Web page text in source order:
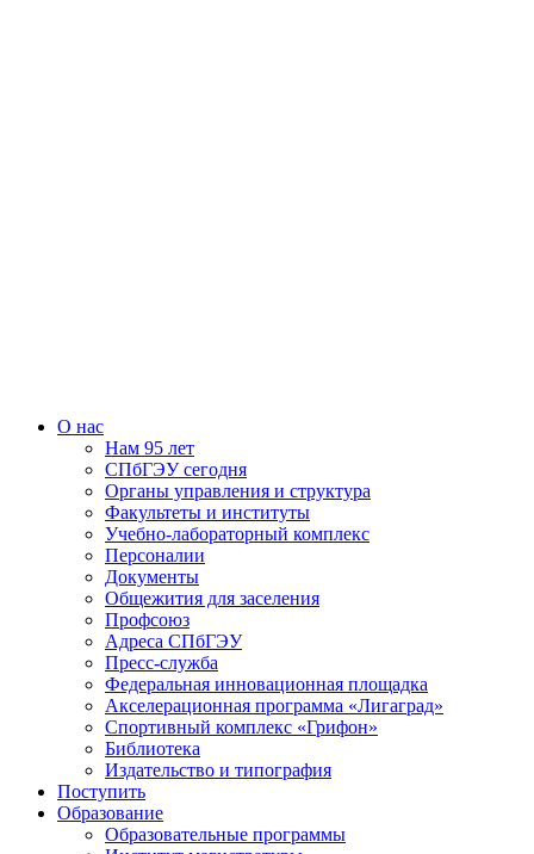
О нас
Нам 95 лет
СПбГЭУ сегодня
Органы управления и структура
Факультеты и институты
Учебно-лабораторный комплекс
Персоналии
Документы
Общежития для заселения
Профсоюз
Адреса СПбГЭУ
Пресс-служба
Федеральная инновационная площадка
Акселерационная программа «Лигаград»­­
Спортивный комплекс «Грифон»
Библиотека
Издательство и типография
Поступить
Образование
Образовательные программы